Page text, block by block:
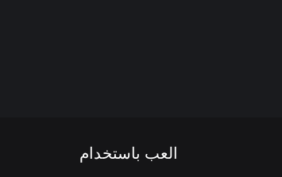
العب باستخدام